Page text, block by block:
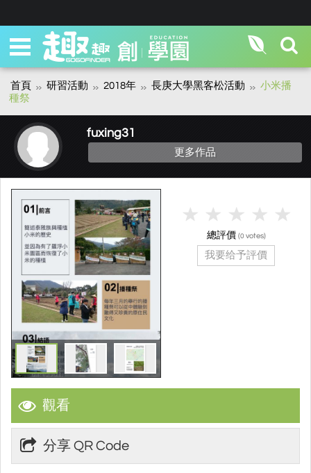
首頁 研習活動 2018年 長庚大學黑客松活動
小米播
種祭
fuxing31
更多作品
觀看
分享 QR Code
總評價 (0 votes)
我要给予評價